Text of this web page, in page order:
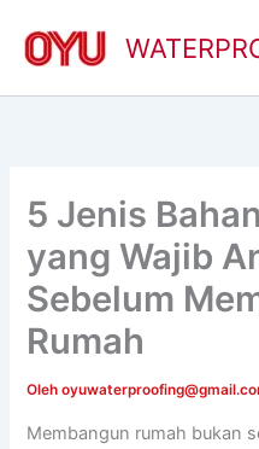
konten
5 Jenis
yang Wajib
Sebelum
Rumah
Oleh
Membangun rumah bukan